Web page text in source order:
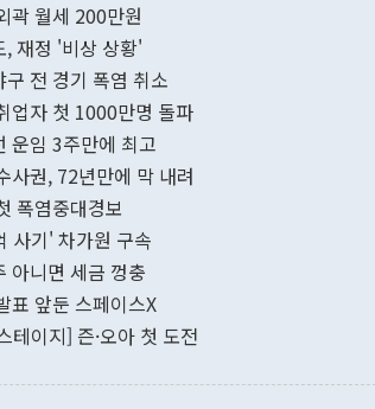
무너졌다고도 했다. 또
함께 4자 대화의 동력
"우리의 선의대로 하는
관은 업무보고 사후
며 월간 기준 처음으로
196.9% 급증했고 컴퓨
수출은 160.4% 늘었
기록했지만 지식재산
로 전환됐다. 본원소득
는 배당수입이 늘어난
곽 월세 200만원
, 재정 '비상 상황'
구 전 경기 폭염 취소
업자 첫 1000만명 돌파
운임 3주만에 최고
사권, 72년만에 막 내려
폭염중대경보
사기' 차가원 구속
아니면 세금 껑충
표 앞둔 스페이스X
테이지] 즌·오아 첫 도전